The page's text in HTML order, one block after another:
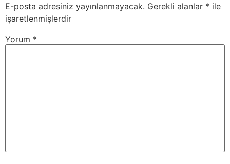
E-posta adresiniz yayınlanmayacak. Gerekli alanlar * ile
işaretlenmişlerdir
Yorum *